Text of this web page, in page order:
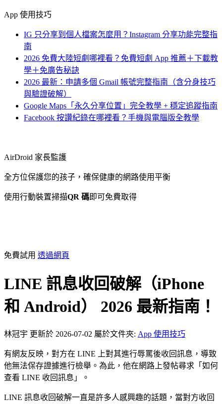
App 使用技巧
IG 只分享到個人檔案怎麼用？Instagram 分享功能完整指
南
2026 免費大陸短劇哪裡看？免費短劇 App 推薦＋下載教
學＋免廣告秘訣
2026 最新：申請多個 Gmail 帳號完整指南（含分身技巧
與驗證破解）
Google Maps「永久分享位置」完全教學 + 穩定追蹤指南
Facebook 按讚紀錄在哪裡看？手機與電腦版全教學
AirDroid 家長監護
全方位保護您的孩子，確保健康的網路使用平衡
使用行動裝置掃描QR 碼即可免費取得
免費試用 透過網頁
LINE 訊息收回破解（iPhone
和 Android） 2026 最新指南！
林冠宇 更新於 2026-07-02 屬於文件夾: App 使用技巧
有網友反映，對方在 LINE 上對其進行辱罵後收回訊息，導致
他無法保存證據進行檢舉。為此，他在網路上發帖尋求「如何
查看 LINE 收回訊息」。
LINE 訊息收回破解一直是許多人感興趣的話題，當對方收回